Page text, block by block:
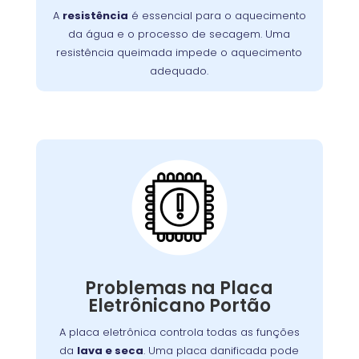
A resistência é essencial para o aquecimento
da água e o processo de secagem. Uma
resistência queimada impede o aquecimento
adequado.
incluem ciclos de lavagem mais longos e
roupas que saem frias da máquina
. É essencial
substituir a resistência queimada para
restaurar o desempenho da lavadora e
garantir uma limpeza eficaz.
Problemas na Placa
Eletrônicano Portão
A placa eletrônica controla todas as funções
da lava e seca. Uma placa danificada pode
Placa Eletrônica
Queimada:
placa eletrônica
é o cérebro da
, controlando todas as suas funções.
Quando queimada, a máquina pode
interrompidos, falha nos comandos ou não
Causas comuns incluem picos de tensão e
feita por um técnico especializado para